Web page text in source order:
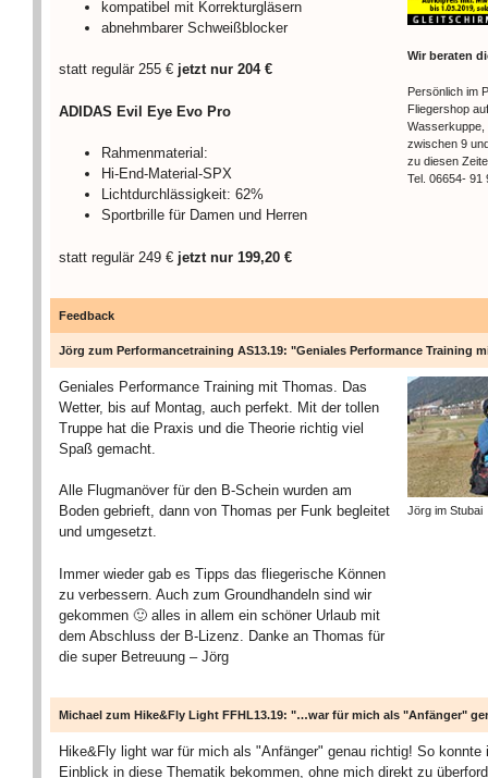
kompatibel mit Korrekturgläsern
abnehmbarer Schweißblocker
statt regulär 255 € jetzt nur 204 €
ADIDAS Evil Eye Evo Pro
Rahmenmaterial:
Hi-End-Material-SPX
Lichtdurchlässigkeit: 62%
Sportbrille für Damen und Herren
statt regulär 249 € jetzt nur 199,20 €
Wir beraten
Persönlich im
Fliegershop
Wasserkuppe,
zwischen 9
zu diesen
Tel. 06654- 91
Feedback
Jörg zum Performancetraining AS13.19: "Geniales Performance Training
Geniales Performance Training mit Thomas. Das
Wetter, bis auf Montag, auch perfekt. Mit der tollen
Truppe hat die Praxis und die Theorie richtig viel
Spaß gemacht.
Alle Flugmanöver für den B-Schein wurden am
Boden gebrieft, dann von Thomas per Funk begleitet
und umgesetzt.
Immer wieder gab es Tipps das fliegerische Können
zu verbessern. Auch zum Groundhandeln sind wir
gekommen 🙂 alles in allem ein schöner Urlaub mit
dem Abschluss der B-Lizenz. Danke an Thomas für
die super Betreuung – Jörg
Jörg im Stubai
Michael zum Hike&Fly Light FFHL13.19: "…war für mich als "Anfänger"
Hike&Fly light war für mich als "Anfänger" genau richtig! So konnte
Einblick in diese Thematik bekommen, ohne mich direkt zu